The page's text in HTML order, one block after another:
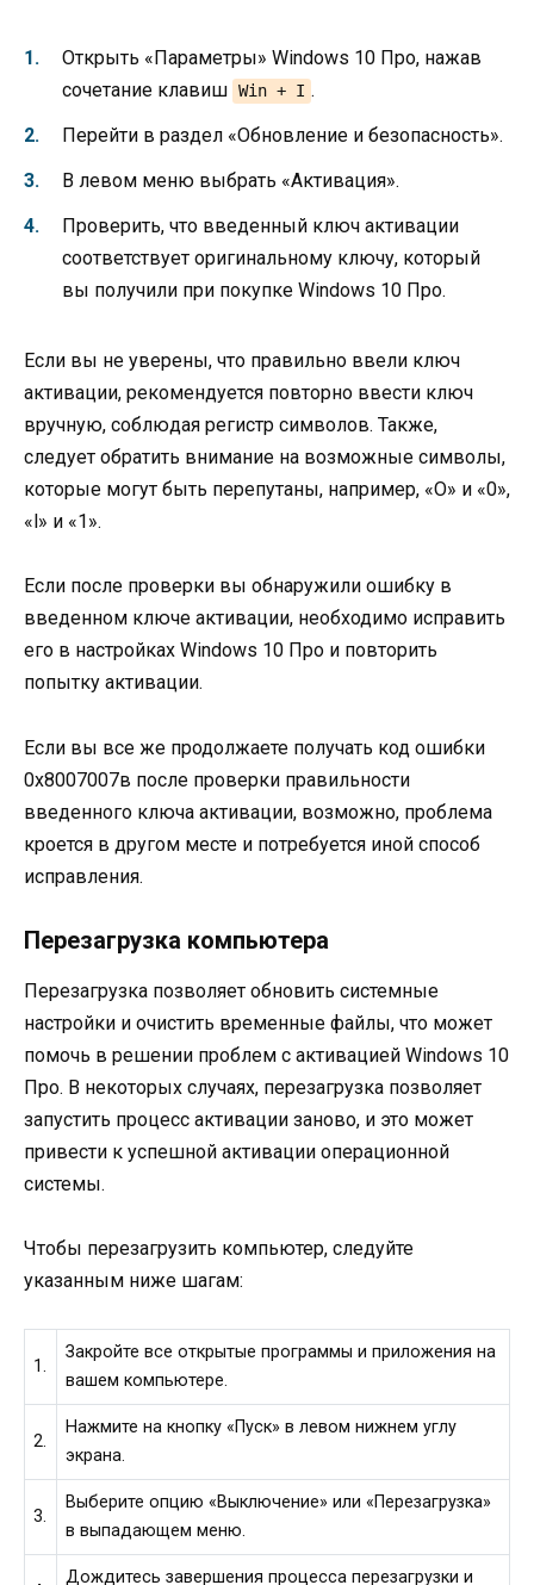
Открыть «Параметры» Windows 10 Про, нажав
сочетание клавиш Win + I .
Перейти в раздел «Обновление и безопасность».
В левом меню выбрать «Активация».
Проверить, что введенный ключ активации
соответствует оригинальному ключу, который
вы получили при покупке Windows 10 Про.
Если вы не уверены, что правильно ввели ключ
активации, рекомендуется повторно ввести ключ
вручную, соблюдая регистр символов. Также,
следует обратить внимание на возможные символы,
которые могут быть перепутаны, например, «O» и «0»,
«l» и «1».
Если после проверки вы обнаружили ошибку в
введенном ключе активации, необходимо исправить
его в настройках Windows 10 Про и повторить
попытку активации.
Если вы все же продолжаете получать код ошибки
0х8007007в после проверки правильности
введенного ключа активации, возможно, проблема
кроется в другом месте и потребуется иной способ
исправления.
Перезагрузка компьютера
Перезагрузка позволяет обновить системные
настройки и очистить временные файлы, что может
помочь в решении проблем с активацией Windows 10
Про. В некоторых случаях, перезагрузка позволяет
запустить процесс активации заново, и это может
привести к успешной активации операционной
системы.
Чтобы перезагрузить компьютер, следуйте
указанным ниже шагам:
1.
Закройте все открытые программы и приложения на
вашем компьютере.
2.
Нажмите на кнопку «Пуск» в левом нижнем углу
экрана.
3.
Выберите опцию «Выключение» или «Перезагрузка»
в выпадающем меню.
Дождитесь завершения процесса перезагрузки и